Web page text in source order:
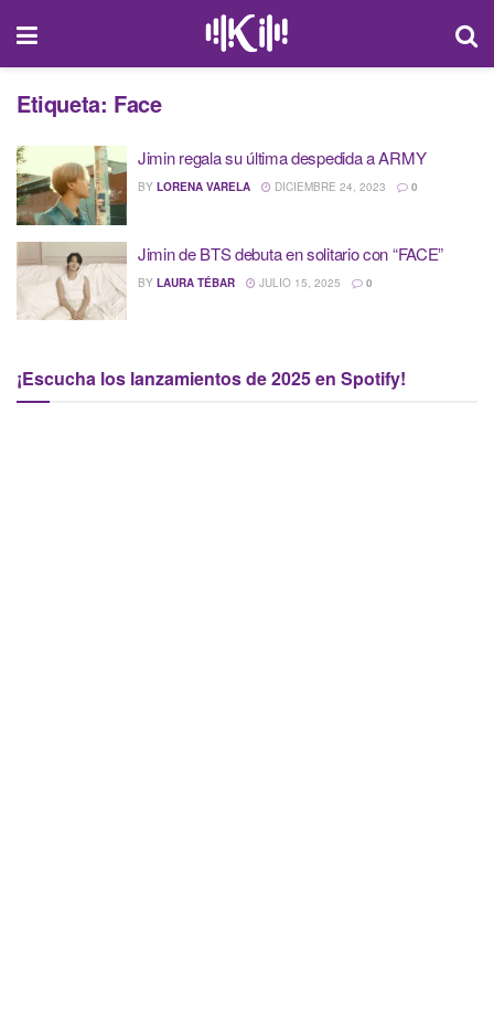
Etiqueta: Face
Jimin regala su última despedida a ARMY
BY LORENA VARELA DICIEMBRE 24, 2023 0
Jimin de BTS debuta en solitario con “FACE”
BY LAURA TÉBAR JULIO 15, 2025 0
¡Escucha los lanzamientos de 2025 en Spotify!